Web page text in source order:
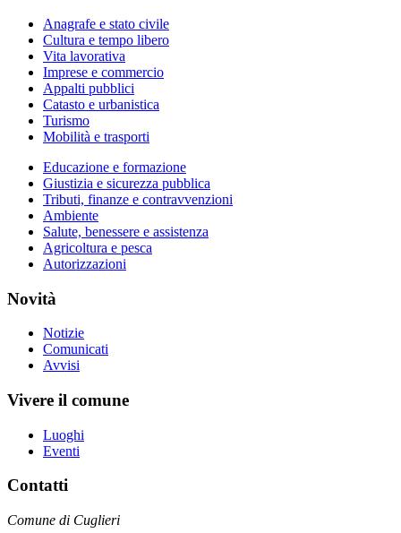
Anagrafe e stato civile
Cultura e tempo libero
Vita lavorativa
Imprese e commercio
Appalti pubblici
Catasto e urbanistica
Turismo
Mobilità e trasporti
Educazione e formazione
Giustizia e sicurezza pubblica
Tributi, finanze e contravvenzioni
Ambiente
Salute, benessere e assistenza
Agricoltura e pesca
Autorizzazioni
Novità
Notizie
Comunicati
Avvisi
Vivere il comune
Luoghi
Eventi
Contatti
Comune di Cuglieri